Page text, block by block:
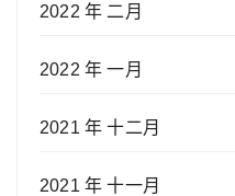
2022 年 二月
2022 年 一月
2021 年 十二月
2021 年 十一月